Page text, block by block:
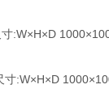
:W×H×D
寸:W×H×D